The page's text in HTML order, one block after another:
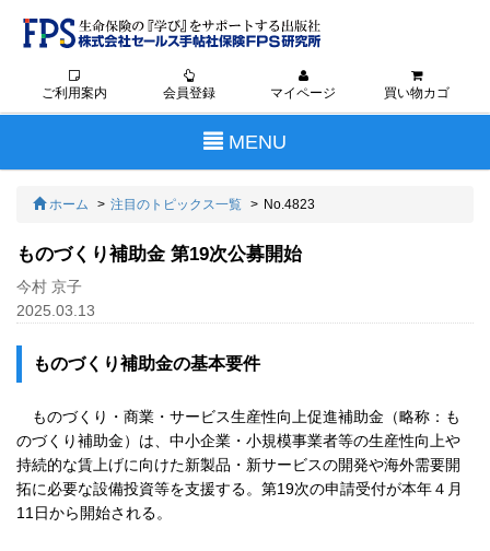
ご利用案内 会員登録 マイページ 買い物カゴ
Toggle
navigation
MENU
ホーム 注目のトピックス一覧 No.4823
ものづくり補助金 第19次公募開始
今村 京子
2025.03.13
ものづくり補助金の基本要件
ものづくり・商業・サービス生産性向上促進補助金（略称：も
のづくり補助金）は、中小企業・小規模事業者等の生産性向上や
持続的な賃上げに向けた新製品・新サービスの開発や海外需要開
拓に必要な設備投資等を支援する。第19次の申請受付が本年４月
11日から開始される。